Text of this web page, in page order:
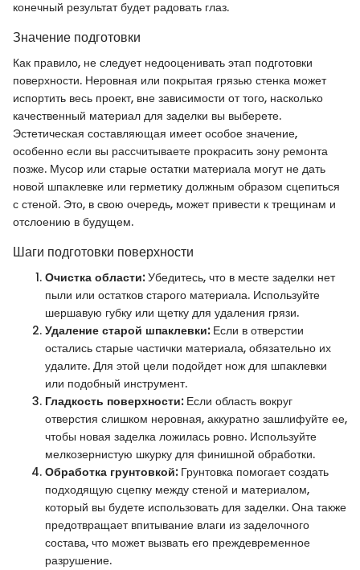
конечный результат будет радовать глаз.
Значение подготовки
Как правило, не следует недооценивать этап подготовки
поверхности. Неровная или покрытая грязью стенка может
испортить весь проект, вне зависимости от того, насколько
качественный материал для заделки вы выберете.
Эстетическая составляющая имеет особое значение,
особенно если вы рассчитываете прокрасить зону ремонта
позже. Мусор или старые остатки материала могут не дать
новой шпаклевке или герметику должным образом сцепиться
с стеной. Это, в свою очередь, может привести к трещинам и
отслоению в будущем.
Шаги подготовки поверхности
Очистка области:Убедитесь, что в месте заделки нет
пыли или остатков старого материала. Используйте
шершавую губку или щетку для удаления грязи.
Удаление старой шпаклевки:Если в отверстии
остались старые частички материала, обязательно их
удалите. Для этой цели подойдет нож для шпаклевки
или подобный инструмент.
Гладкость поверхности:Если область вокруг
отверстия слишком неровная, аккуратно зашлифуйте ее,
чтобы новая заделка ложилась ровно. Используйте
мелкозернистую шкурку для финишной обработки.
Обработка грунтовкой:Грунтовка помогает создать
подходящую сцепку между стеной и материалом,
который вы будете использовать для заделки. Она также
предотвращает впитывание влаги из заделочного
состава, что может вызвать его преждевременное
разрушение.